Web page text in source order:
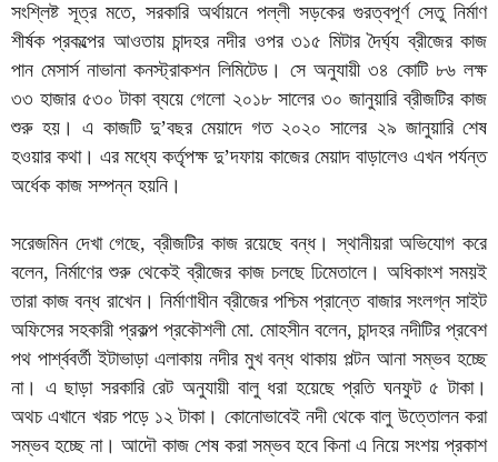
সংশ্লিষ্ট সূত্র মতে, সরকারি অর্থায়নে পল্লী সড়কের গুরত্বপূর্ণ সেতু নির্মাণ
শীর্ষক প্রকল্পের আওতায় চান্দহর নদীর ওপর ৩১৫ মিটার দৈর্ঘ্য ব্রীজের কাজ
পান মেসার্স নাভানা কনস্ট্রাকশন লিমিটেড। সে অনুযায়ী ৩৪ কোটি ৮৬ লক্ষ
৩৩ হাজার ৫৩০ টাকা ব্যয়ে গেলো ২০১৮ সালের ৩০ জানুয়ারি ব্রীজটির কাজ
শুরু হয়। এ কাজটি দু’বছর মেয়াদে গত ২০২০ সালের ২৯ জানুয়ারি শেষ
হওয়ার কথা। এর মধ্যে কর্তৃপক্ষ দু’দফায় কাজের মেয়াদ বাড়ালেও এখন পর্যন্ত
অর্ধেক কাজ সম্পন্ন হয়নি।
সরেজমিন দেখা গেছে, ব্রীজটির কাজ রয়েছে বন্ধ। স্থানীয়রা অভিযোগ করে
বলেন, নির্মাণের শুরু থেকেই ব্রীজের কাজ চলছে ঢিমেতালে। অধিকাংশ সময়ই
তারা কাজ বন্ধ রাখেন। নির্মাণাধীন ব্রীজের পশ্চিম প্রান্তে বাজার সংলগ্ন সাইট
অফিসের সহকারী প্রকল্প প্রকৌশলী মো. মোহসীন বলেন, চান্দহর নদীটির প্রবেশ
পথ পার্শ্ববর্তী ইটাভাড়া এলাকায় নদীর মুখ বন্ধ থাকায় পল্টন আনা সম্ভব হচ্ছে
না। এ ছাড়া সরকারি রেট অনুযায়ী বালু ধরা হয়েছে প্রতি ঘনফুট ৫ টাকা।
অথচ এখানে খরচ পড়ে ১২ টাকা। কোনোভাবেই নদী থেকে বালু উত্তোলন করা
সম্ভব হচ্ছে না। আদৌ কাজ শেষ করা সম্ভব হবে কিনা এ নিয়ে সংশয় প্রকাশ